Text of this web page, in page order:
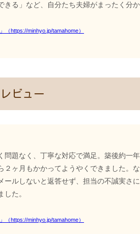
きる」など、自分たち夫婦がまったく分
（https://minhyo.jp/tamahome）
ビュー
問題なく、丁寧な対応で満足。築後約一
２ヶ月もかかってようやくできました。
ールしないと返答せず、担当の不誠実さ
した。
（https://minhyo.jp/tamahome）